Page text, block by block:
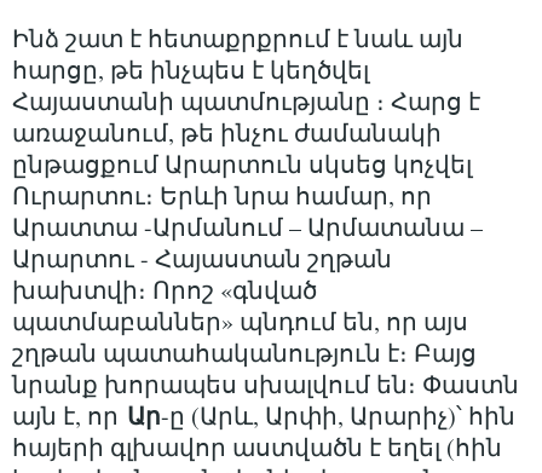
Ինձ շատ է հետաքրքրում է նաև այն
հարցը, թե ինչպես է կեղծվել
Հայաստանի պատմությանը ։ Հարց է
առաջանում, թե ինչու ժամանակի
ընթացքում Արարտուն սկսեց կոչվել
Ուրարտու։ Երևի նրա համար, որ
Արատտա -Արմանում – Արմատանա –
Արարտու - Հայաստան շղթան
խախտվի։ Որոշ «գնված
պատմաբաններ» պնդում են, որ այս
շղթան պատահականություն է։ Բայց
նրանք խորապես սխալվում են։ Փաստն
այն է, որ Ար-ը (Արև, Արփի, Արարիչ)՝ հին
հայերի գլխավոր աստվածն է եղել (հին